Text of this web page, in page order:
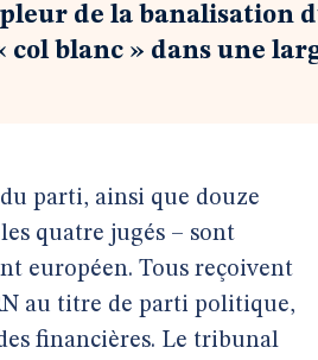
de la banalisation
blanc » dans une
parti, ainsi que douze
quatre jugés – sont
européen. Tous reçoivent
au titre de parti politique,
financières. Le tribunal